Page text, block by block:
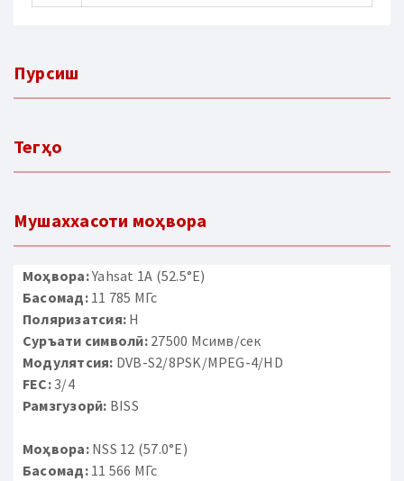
Пурсиш
Тегҳо
Мушаххасоти моҳвора
Моҳвора:Yahsat 1A (52.5°E)
Басомад:11 785 МГс
Поляризатсия: H
Суръати символӣ:27500 Мсимв/сек
Модулятсия: DVB-S2/8PSK/MPEG-4/HD
FEC:3/4
Рамзгузорӣ: BISS
Моҳвора:NSS 12 (57.0°E)
Басомад:11 566 МГс